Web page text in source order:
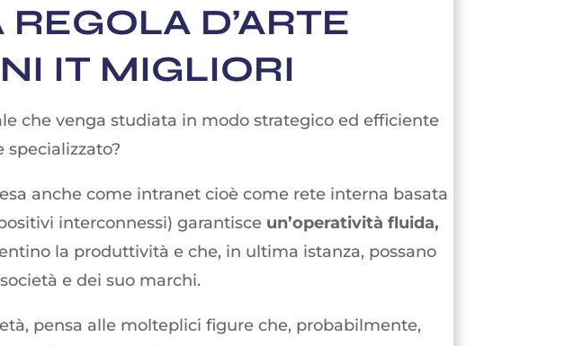
D’ARTE
IT MIGLIORI
che venga studiata in modo strategico ed efficiente
specializzato?
anche come intranet cioè come rete interna basata
interconnessi) garantisce un’operatività fluida,
la produttività e che, in ultima istanza, possano
e dei suo marchi.
pensa alle molteplici figure che, probabilmente,